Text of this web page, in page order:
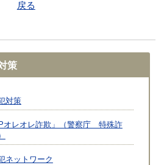
戻る
策
対策
オレオレ詐欺」（警察庁 特殊詐
ネットワーク